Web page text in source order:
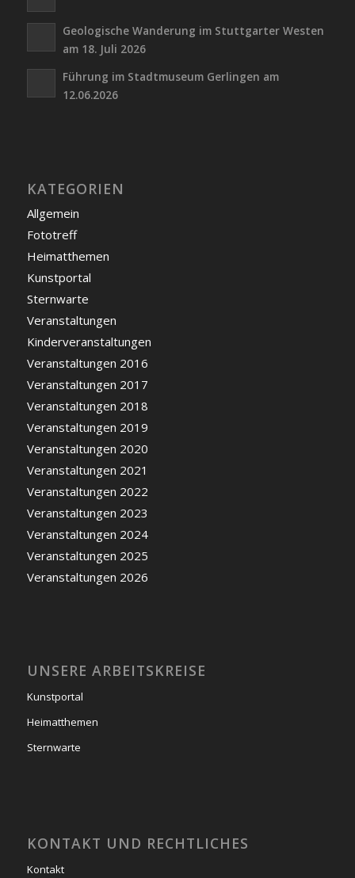
Geologische Wanderung im Stuttgarter Westen
am 18. Juli 2026
Führung im Stadtmuseum Gerlingen am
12.06.2026
KATEGORIEN
Allgemein
Fototreff
Heimatthemen
Kunstportal
Sternwarte
Veranstaltungen
Kinderveranstaltungen
Veranstaltungen 2016
Veranstaltungen 2017
Veranstaltungen 2018
Veranstaltungen 2019
Veranstaltungen 2020
Veranstaltungen 2021
Veranstaltungen 2022
Veranstaltungen 2023
Veranstaltungen 2024
Veranstaltungen 2025
Veranstaltungen 2026
UNSERE ARBEITSKREISE
Kunstportal
Heimatthemen
Sternwarte
KONTAKT UND RECHTLICHES
Kontakt